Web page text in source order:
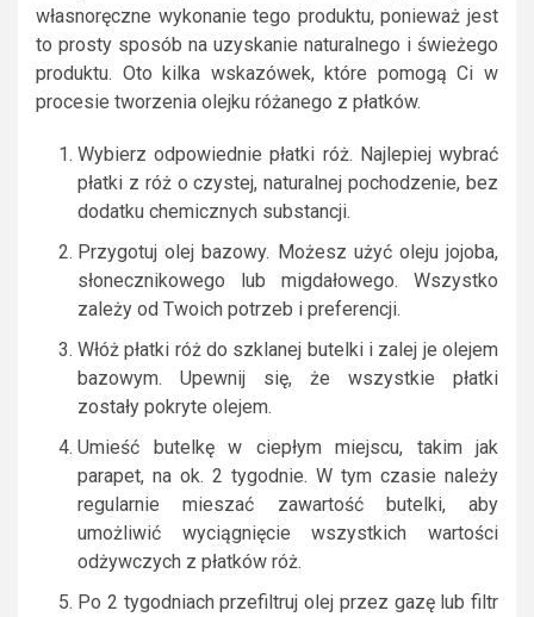
własnoręczne wykonanie tego produktu, ponieważ jest
to prosty sposób na uzyskanie naturalnego i świeżego
produktu. Oto kilka wskazówek, które pomogą Ci w
procesie tworzenia olejku różanego z płatków.
Wybierz odpowiednie płatki róż. Najlepiej wybrać
płatki z róż o czystej, naturalnej pochodzenie, bez
dodatku chemicznych substancji.
Przygotuj olej bazowy. Możesz użyć oleju jojoba,
słonecznikowego lub migdałowego. Wszystko
zależy od Twoich potrzeb i preferencji.
Włóż płatki róż do szklanej butelki i zalej je olejem
bazowym. Upewnij się, że wszystkie płatki
zostały pokryte olejem.
Umieść butelkę w ciepłym miejscu, takim jak
parapet, na ok. 2 tygodnie. W tym czasie należy
regularnie mieszać zawartość butelki, aby
umożliwić wyciągnięcie wszystkich wartości
odżywczych z płatków róż.
Po 2 tygodniach przefiltruj olej przez gazę lub filtr